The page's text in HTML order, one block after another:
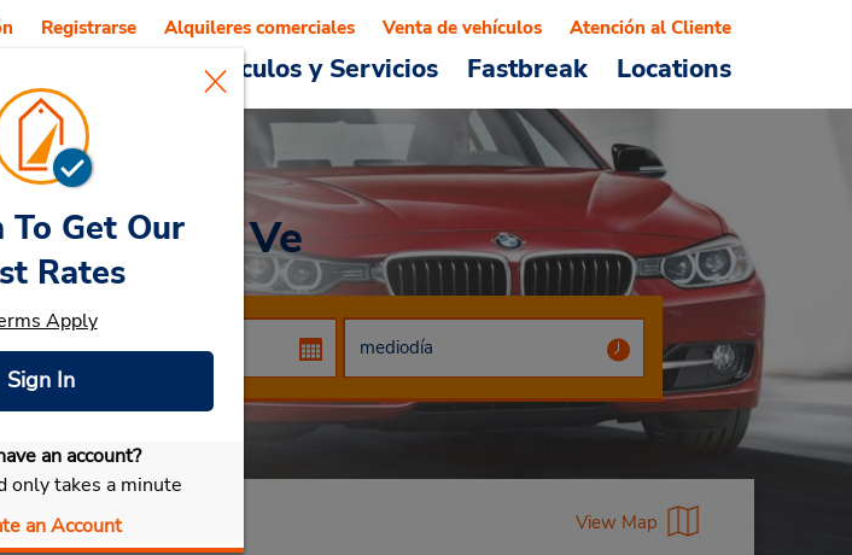
Vehículos y Servicios Fastbreak Locations
Registrarse Alquileres comerciales Venta de vehículos Atención al Cliente
Jesolo Lido Ve
mi vehículo
To Get Our
Rates
Apply
Sign In
an account?
only takes a minute
an Account
View Map